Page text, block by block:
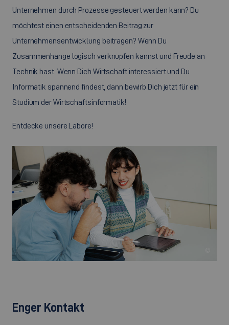
Unternehmen durch Prozesse gesteuert werden kann? Du
möchtest einen entscheidenden Beitrag zur
Unternehmensentwicklung beitragen? Wenn Du
Zusammenhänge logisch verknüpfen kannst und Freude an
Technik hast. Wenn Dich Wirtschaft interessiert und Du
Informatik spannend findest, dann bewirb Dich jetzt für ein
Studium der Wirtschaftsinformatik!
Entdecke unsere Labore!
Enger Kontakt